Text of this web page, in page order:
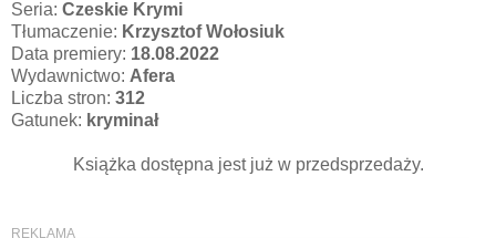
Seria: Czeskie Krymi
Tłumaczenie: Krzysztof Wołosiuk
Data premiery: 18.08.2022
Wydawnictwo: Afera
Liczba stron: 312
Gatunek: kryminał
Książka dostępna jest już w przedsprzedaży.